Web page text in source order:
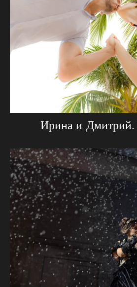
Ирина и Дмитрий.